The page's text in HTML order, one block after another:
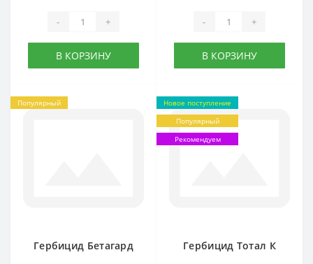
- +
В КОРЗИНУ
- +
В КОРЗИНУ
Популярный
Гербицид Бетагард
Новое поступление
Популярный
Рекомендуем
Гербицид Тотал К